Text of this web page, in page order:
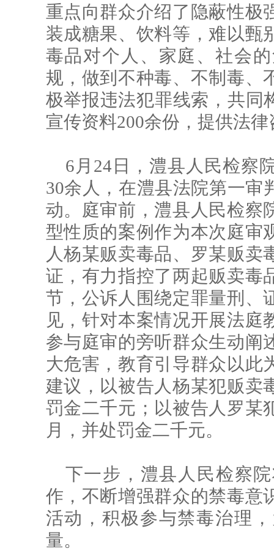
重点向群众介绍了隐蔽性极
装成糖果、饮料等，难以甄
毒品对个人、家庭、社会
规，做到不种毒、不制毒、
极举报违法犯罪线索，共同
宣传资料200余份，提供法
6月24日，澧县人民检察
30余人，在澧县法院第一审
动。庭审前，澧县人民检察
型性质的案例作为本次庭审
人杨某贩卖毒品、罗某贩卖
证，有力指控了两起贩卖毒
节，公诉人围绕定罪量刑、
见，针对本案情况开展法庭
参与庭审的旁听群众生动阐
大危害，教育引导群众以此
建议，以被告人杨某犯贩卖
罚金二千元；以被告人罗某
月，并处罚金二千元。
下一步，澧县人民检察
作，不断增强群众的禁毒意
活动，积极参与禁毒治理
量。